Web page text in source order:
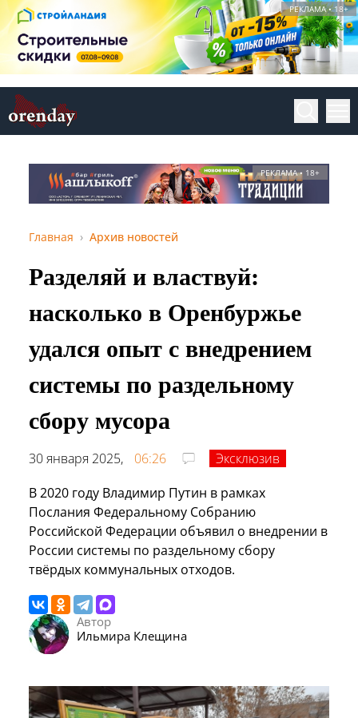
РЕКЛАМА • 18+
РЕКЛАМА • 18+
Главная Архив новостей
Разделяй и властвуй:
насколько в Оренбуржье
удался опыт с внедрением
системы по раздельному
сбору мусора
30 января 2025, 06:26
Эксклюзив
В 2020 году Владимир Путин в рамках
Послания Федеральному Собранию
Российской Федерации объявил о внедрении в
России системы по раздельному сбору
твёрдых коммунальных отходов.
Автор
Ильмира Клещина